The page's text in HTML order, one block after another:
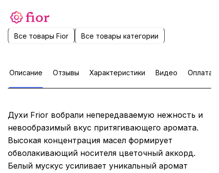
Все товары Fior Все товары категории
Описание Отзывы Характеристики Видео Оплата
Духи Frior вобрали непередаваемую нежность и
невообразимый вкус притягивающего аромата.
Высокая концентрация масел формирует
обволакивающий носителя цветочный аккорд.
Белый мускус усиливает уникальный аромат